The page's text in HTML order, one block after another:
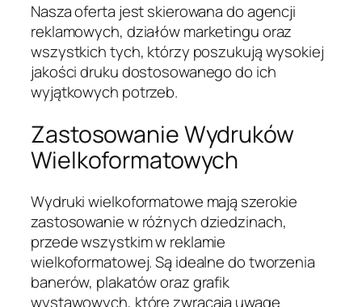
Nasza oferta jest skierowana do agencji
reklamowych, działów marketingu oraz
wszystkich tych, którzy poszukują wysokiej
jakości druku dostosowanego do ich
wyjątkowych potrzeb.
Zastosowanie Wydruków
Wielkoformatowych
Wydruki wielkoformatowe mają szerokie
zastosowanie w różnych dziedzinach,
przede wszystkim w reklamie
wielkoformatowej. Są idealne do tworzenia
banerów, plakatów oraz grafik
wystawowych, które zwracają uwagę